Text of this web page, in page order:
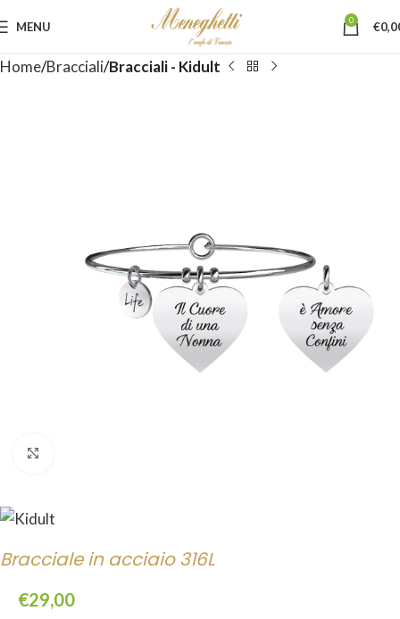
MENU 0 €
Home Bracciali Bracciali - Kidult
Bracciale in acciaio 316L
€29,00